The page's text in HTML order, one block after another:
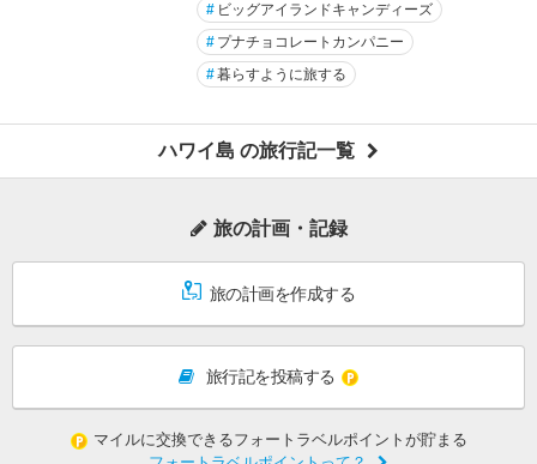
# ビッグアイランドキャンディーズ
# プナチョコレートカンパニー
#暮らすように旅する
ハワイ島 の旅行記一覧
旅の計画・記録
旅の計画を作成する
旅行記を投稿する
マイルに交換できるフォートラベルポイントが貯まる